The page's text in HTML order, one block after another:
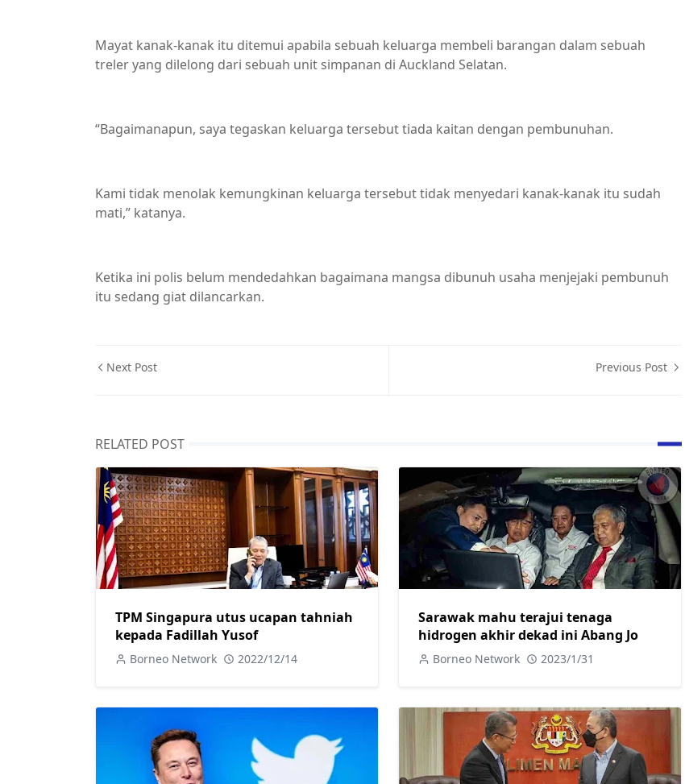
Mayat kanak-kanak itu ditemui apabila sebuah keluarga membeli barangan dalam sebuah
treler yang dilelong dari sebuah unit simpanan di Auckland Selatan.
“Bagaimanapun, saya tegaskan keluarga tersebut tiada kaitan dengan pembunuhan.
Kami tidak menolak kemungkinan keluarga tersebut tidak menyedari kanak-kanak itu sudah
mati,” katanya.
Ketika ini polis belum mendedahkan bagaimana mangsa dibunuh usaha menjejaki pembunuh
itu sedang giat dilancarkan.
Next Post Previous Post
RELATED POST
TPM Singapura utus ucapan tahniah
kepada Fadillah Yusof
Borneo Network 2022/12/14
Sarawak mahu terajui tenaga
hidrogen akhir dekad ini Abang Jo
Borneo Network 2023/1/31